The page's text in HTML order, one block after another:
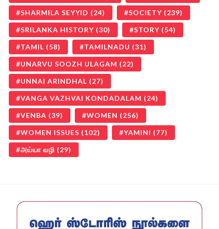
SHARMILA SEYYID (24) SOCIETY (239)
SRILANKA HISTORY (30) STORY (54)
TAMIL (58) TAMILNADU (31)
UNARVU SOOZH ULAGAM (22)
UNNAI ARINDHAL (27)
VANGA VAZHVAI KONDADALAM (24)
VENBA (39) WOMEN (256)
WOMEN ISSUES (102) YAMINI (77)
அய்யா வழி (29)